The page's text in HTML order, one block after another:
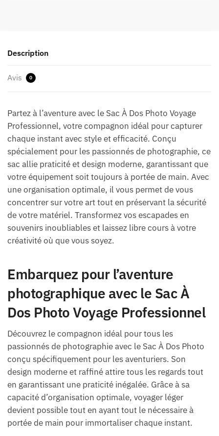
Description
Avis 0
Partez à l’aventure avec le Sac À Dos Photo Voyage
Professionnel, votre compagnon idéal pour capturer
chaque instant avec style et efficacité. Conçu
spécialement pour les passionnés de photographie, ce
sac allie praticité et design moderne, garantissant que
votre équipement soit toujours à portée de main. Avec
une organisation optimale, il vous permet de vous
concentrer sur votre art tout en préservant la sécurité
de votre matériel. Transformez vos escapades en
souvenirs inoubliables et laissez libre cours à votre
créativité où que vous soyez.
Embarquez pour l’aventure
photographique avec le Sac À
Dos Photo Voyage Professionnel
Découvrez le compagnon idéal pour tous les
passionnés de photographie avec le Sac À Dos Photo
conçu spécifiquement pour les aventuriers. Son
design moderne et raffiné attire tous les regards tout
en garantissant une praticité inégalée. Grâce à sa
capacité d’organisation optimale, voyager léger
devient possible tout en ayant tout le nécessaire à
portée de main pour immortaliser chaque instant.